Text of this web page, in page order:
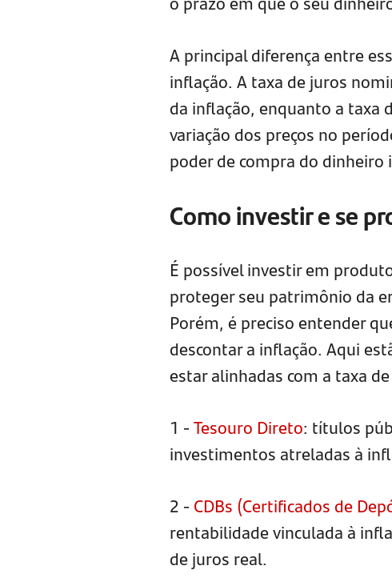
A principal diferença entre
inflação. A taxa de juros
da inflação, enquanto a taxa
variação dos preços no
poder de compra do dinheiro
Como investir e se
É possível investir em
proteger seu patrimônio da
Porém, é preciso entender
descontar a inflação. Aqui
estar alinhadas com a taxa
1 -Tesouro Direto: títulos
investimentos atreladas à
2 -CDBs (Certificados de
rentabilidade vinculada à
de juros real.